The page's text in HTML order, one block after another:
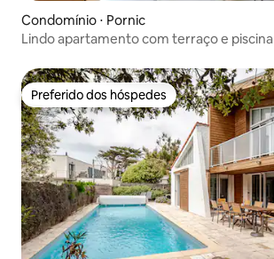
Condomínio ⋅ Pornic
Lindo apartamento com terraço e piscina
Preferido dos hóspedes
Preferido dos hóspedes